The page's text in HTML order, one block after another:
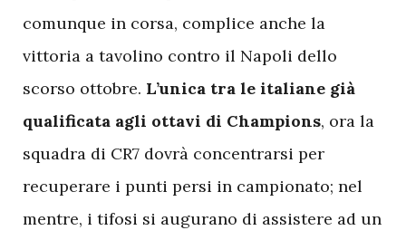
comunque in corsa, complice anche la
vittoria a tavolino contro il Napoli dello
scorso ottobre. L’unica tra le italiane già
qualificata agli ottavi di Champions, ora la
squadra di CR7 dovrà concentrarsi per
recuperare i punti persi in campionato; nel
mentre, i tifosi si augurano di assistere ad un